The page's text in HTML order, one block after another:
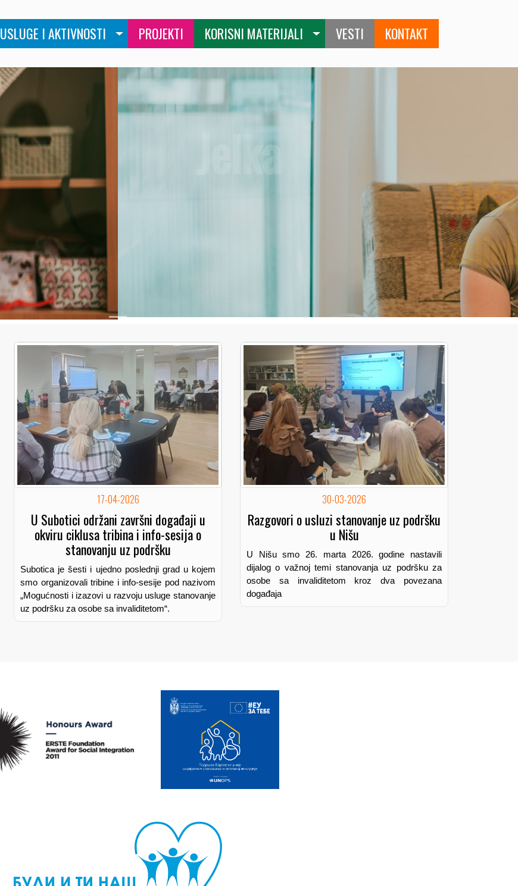
USLUGE I AKTIVNOSTI PROJEKTI KORISNI MATERIJALI VESTI KONTAKT
Slušam veselu muziku jer sam
zaljubljena
17-04-2026
U Subotici održani završni događaji u
okviru ciklusa tribina i info-sesija o
stanovanju uz podršku
Subotica je šesti i ujedno poslednji grad u kojem
smo organizovali tribine i info-sesije pod nazivom
„Mogućnosti i izazovi u razvoju usluge stanovanje
uz podršku za osobe sa invaliditetom“.
30-03-2026
Razgovori o usluzi stanovanje uz podršku
u Nišu
U Nišu smo 26. marta 2026. godine nastavili
dijalog o važnoj temi stanovanja uz podršku za
osobe sa invaliditetom kroz dva povezana
događaja